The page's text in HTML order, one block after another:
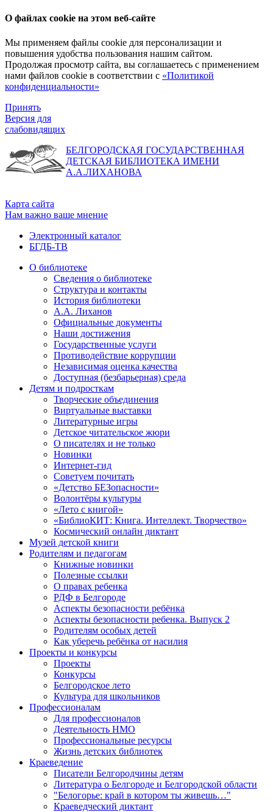
О файлах cookie на этом веб-сайте
Мы применяем файлы cookie для персонализации и
повышения удобства пользования нашим сайтом.
Продолжая просмотр сайта, вы соглашаетесь с применением
нами файлов cookie в соответствии с «Политикой
конфиденциальности»
Принять
Версия для
слабовидящих
БЕЛГОРОДСКАЯ ГОСУДАРСТВЕННАЯ
ДЕТСКАЯ БИБЛИОТЕКА ИМЕНИ
А.А.ЛИХАНОВА
Карта сайта
Нам важно ваше мнение
Электронный каталог
БГДБ-ТВ
О библиотеке
Сведения о библиотеке
Структура и контакты
История библиотеки
А.А. Лиханов
Официальные документы
Наши достижения
Государственные услуги
Противодействие коррупции
Независимая оценка качества
Доступная (безбарьерная) среда
Детям и подросткам
Творческие объединения
Виртуальные выставки
Литературные игры
Детское читательское жюри
О писателях и не только
Новинки
Интернет-гид
Советуем почитать
«Детство БЕЗопасности»
Волонтёры культуры
«Лето с книгой»
«БиблиоКИТ: Книга. Интеллект. Творчество»
Космический онлайн диктант
Музей детской книги
Родителям и педагогам
Книжные новинки
Полезные ссылки
О правах ребенка
РДФ в Белгороде
Аспекты безопасности ребёнка
Аспекты безопасности ребенка. Выпуск 2
Родителям особых детей
Как уберечь ребёнка от насилия
Проекты и конкурсы
Проекты
Конкурсы
Белгородское лето
Культура для школьников
Профессионалам
Для профессионалов
Деятельность НМО
Профессиональные ресурсы
Жизнь детских библиотек
Краеведение
Писатели Белгородчины детям
Литература о Белгороде и Белгородской области
"Белогорье: край в котором ты живешь…"
Краеведческий диктант